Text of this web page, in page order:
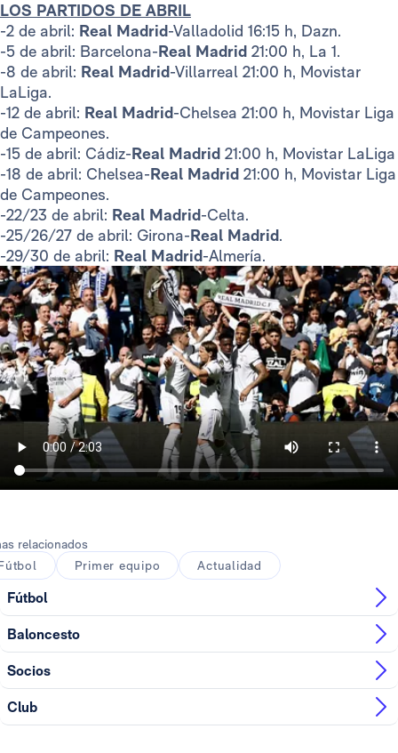
LOS PARTIDOS DE ABRIL
-2 de abril: Real Madrid-Valladolid 16:15 h, Dazn.
-5 de abril: Barcelona-Real Madrid 21:00 h, La 1.
-8 de abril: Real Madrid-Villarreal 21:00 h, Movistar
LaLiga.
-12 de abril: Real Madrid-Chelsea 21:00 h, Movistar Liga
de Campeones.
-15 de abril: Cádiz-Real Madrid 21:00 h, Movistar LaLiga
-18 de abril: Chelsea-Real Madrid 21:00 h, Movistar Liga
de Campeones.
-22/23 de abril: Real Madrid-Celta.
-25/26/27 de abril: Girona-Real Madrid.
-29/30 de abril: Real Madrid-Almería.
relacionados
Primer equipo Actualidad
Fútbol
Baloncesto
Socios
Club